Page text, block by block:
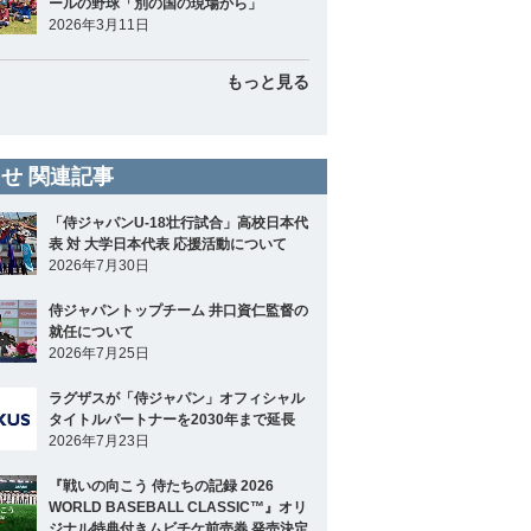
ールの野球「別の国の現場から」
2026年3月11日
もっと見る
関連記事
「侍ジャパンU-18壮行試合」高校日本代
表 対 大学日本代表 応援活動について
2026年7月30日
侍ジャパントップチーム 井口資仁監督の
就任について
2026年7月25日
ラグザスが「侍ジャパン」オフィシャル
タイトルパートナーを2030年まで延長
2026年7月23日
『戦いの向こう 侍たちの記録 2026
WORLD BASEBALL CLASSIC™』オリ